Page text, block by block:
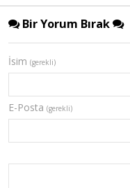
Bir Yorum Bırak
İsim (gerekli)
E-Posta (gerekli)